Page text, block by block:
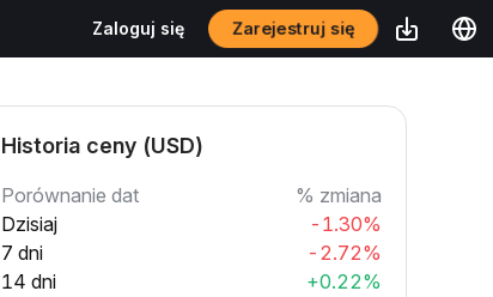
Zaloguj się Zarejestruj się
Historia ceny (USD)
Porównanie dat
% zmiana
Dzisiaj
-1.30%
7 dni
-2.72%
14 dni
+0.22%